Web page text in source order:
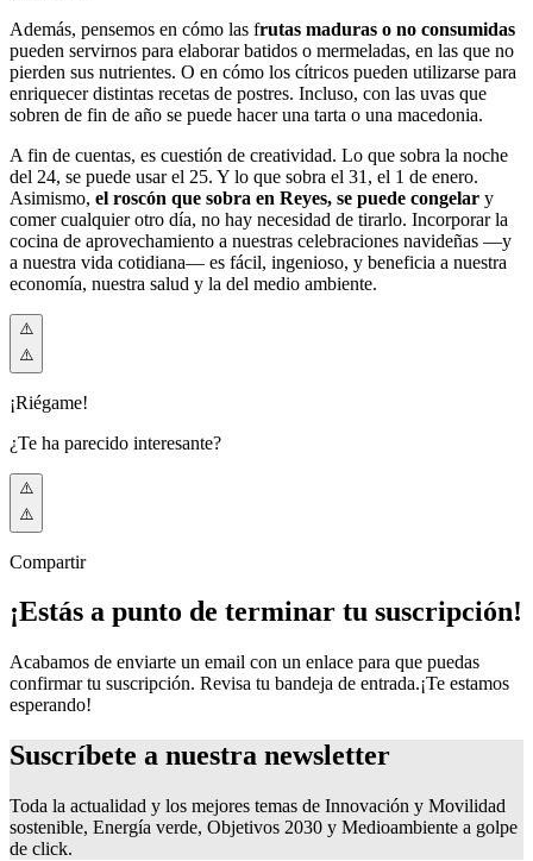
Además, pensemos en cómo las frutas maduras o no consumidas
pueden servirnos para elaborar batidos o mermeladas, en las que no
pierden sus nutrientes. O en cómo los cítricos pueden utilizarse para
enriquecer distintas recetas de postres. Incluso, con las uvas que
sobren de fin de año se puede hacer una tarta o una macedonia.
A fin de cuentas, es cuestión de creatividad. Lo que sobra la noche
del 24, se puede usar el 25. Y lo que sobra el 31, el 1 de enero.
Asimismo, el roscón que sobra en Reyes, se puede congelar y
comer cualquier otro día, no hay necesidad de tirarlo. Incorporar la
cocina de aprovechamiento a nuestras celebraciones navideñas —y
a nuestra vida cotidiana— es fácil, ingenioso, y beneficia a nuestra
economía, nuestra salud y la del medio ambiente.
¡Riégame!
¿Te ha parecido interesante?
Compartir
¡Estás a punto de terminar tu suscripción!
Acabamos de enviarte un email con un enlace para que puedas
confirmar tu suscripción. Revisa tu bandeja de entrada.¡Te estamos
esperando!
Suscríbete a nuestra newsletter
Toda la actualidad y los mejores temas de Innovación y Movilidad
sostenible, Energía verde, Objetivos 2030 y Medioambiente a golpe
de click.